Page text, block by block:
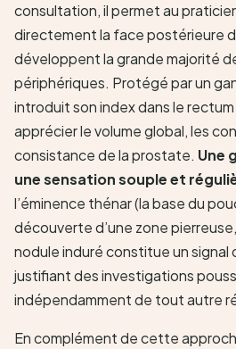
consultation, il permet au
directement la face postérieure
développent la grande majorité
périphériques. Protégé par un
introduit son index dans le
apprécier le volume global, les
consistance de la prostate. Une
une sensation souple et
l’éminence thénar (la base du
découverte d’une zone
nodule induré constitue un signal
justifiant des investigations
indépendamment de tout autre
En complément de cette